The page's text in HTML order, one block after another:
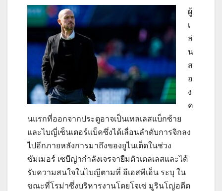
ผู้
เ
ล่
น
ส
อ
ง
ค
นแรกที่ออกจากประตูอาจเป็นเทลเลสแบ็กซ้าย
และไบญี่เซ็นเตอร์แบ็คซึ่งได้เลื่อนลำดับการจิกลง
ไปอีกภายหลังการมาถึงของยูไนเต็ดในช่วง
ซัมเมอร์ เซบีญ่ากำลังเจรจายืมตัวเตลเลสและได้
รับความสนใจในไบญีตามที่ อีเอสพีเอ็น ระบุ ใน
ขณะที่โรม่าซึ่งบริหารงานโดยโจเซ่ มูรินโญ่อดีต